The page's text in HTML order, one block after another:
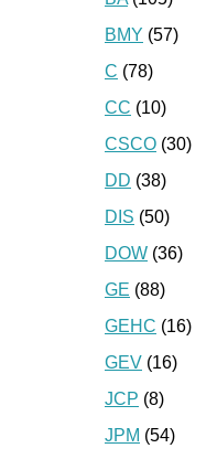
BMY (57)
C (78)
CC (10)
CSCO (30)
DD (38)
DIS (50)
DOW (36)
GE (88)
GEHC (16)
GEV (16)
JCP (8)
JPM (54)